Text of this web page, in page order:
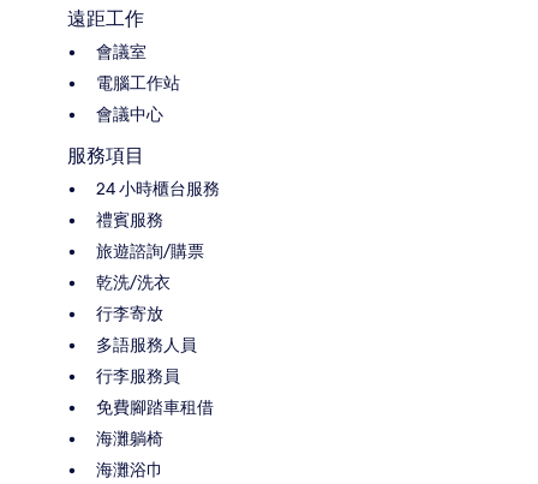
遠距工作
會議室
電腦工作站
會議中心
服務項目
24 小時櫃台服務
禮賓服務
旅遊諮詢/購票
乾洗/洗衣
行李寄放
多語服務人員
行李服務員
免費腳踏車租借
海灘躺椅
海灘浴巾